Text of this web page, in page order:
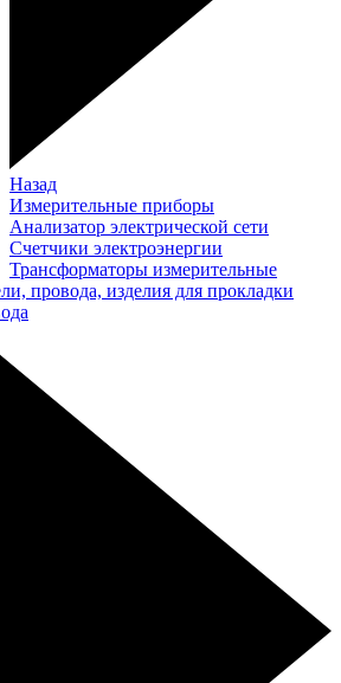
Назад
Измерительные приборы
Анализатор электрической сети
Счетчики электроэнергии
Трансформаторы измерительные
провода, изделия для прокладки